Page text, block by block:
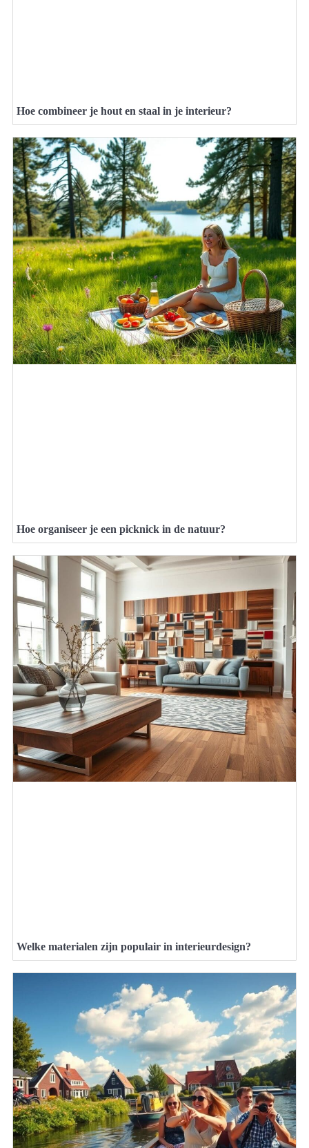
Hoe combineer je hout en staal in je interieur?
Hoe organiseer je een picknick in de natuur?
Welke materialen zijn populair in interieurdesign?